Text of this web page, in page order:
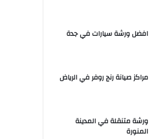
افضل ورشة سيارات في جدة
مراكز صيانة رنج روفر في الرياض
ورشة متنقلة في المدينة
المنورة